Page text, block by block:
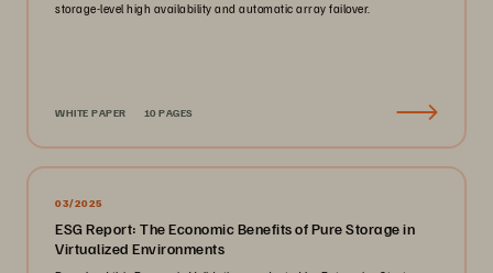
storage-level high availability and automatic array failover.
WHITE PAPER 10 PAGES
03/2025
ESG Report: The Economic Benefits of Pure Storage in
Virtualized Environments